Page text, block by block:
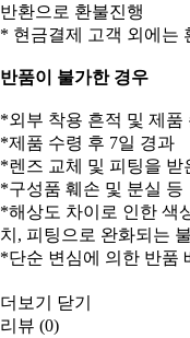
반환으로 환불진행
* 현금결제 고객 외에는
반품이 불가한 경우
*외부 착용 흔적 및 제품
*제품 수령 후 7일 경과
*렌즈 교체 및 피팅을 받
*구성품 훼손 및 분실 등
*해상도 차이로 인한 색
치, 피팅으로 완화되는
*단순 변심에 의한 반품
더보기
닫기
리뷰 (0)